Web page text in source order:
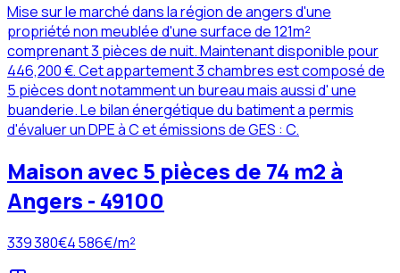
Mise sur le marché dans la région de angers d'une
propriété non meublée d'une surface de 121m²
comprenant 3 pièces de nuit. Maintenant disponible pour
446,200 €. Cet appartement 3 chambres est composé de
5 pièces dont notamment un bureau mais aussi d' une
buanderie. Le bilan énergétique du batiment a permis
d'évaluer un DPE à C et émissions de GES : C.
Maison avec 5 pièces de 74 m2 à
Angers - 49100
339 380€4 586€/m²